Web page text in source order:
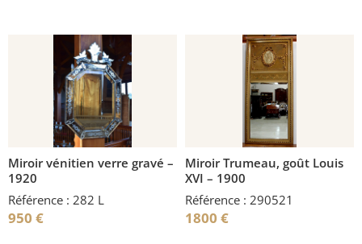
Miroir vénitien verre gravé –
1920
Référence : 282 L
950 €
Miroir Trumeau, goût Louis
XVI – 1900
Référence : 290521
1800 €